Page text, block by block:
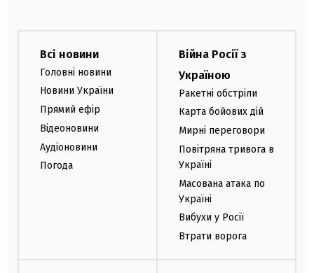
Всі новини
Головні новини
Новини України
Прямий ефір
Відеоновини
Аудіоновини
Погода
Війна Росії з
Україною
Ракетні обстріли
Карта бойових дій
Мирні переговори
Повітряна тривога в
Україні
Масована атака по
Україні
Вибухи у Росії
Втрати ворога